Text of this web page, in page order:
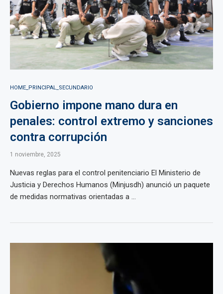
HOME_PRINCIPAL_SECUNDARIO
Gobierno impone mano dura en
penales: control extremo y sanciones
contra corrupción
1 noviembre, 2025
Nuevas reglas para el control penitenciario El Ministerio de
Justicia y Derechos Humanos (Minjusdh) anunció un paquete
de medidas normativas orientadas a ...